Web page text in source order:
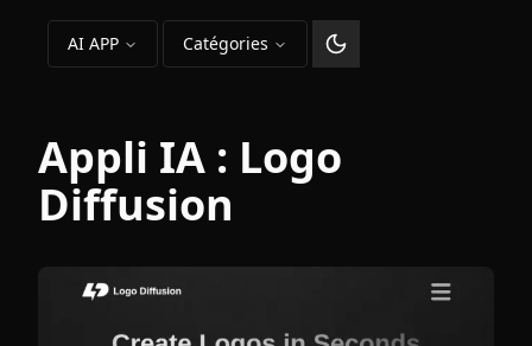
AI APP Catégories
Changer le thème
Appli IA : Logo
Diffusion